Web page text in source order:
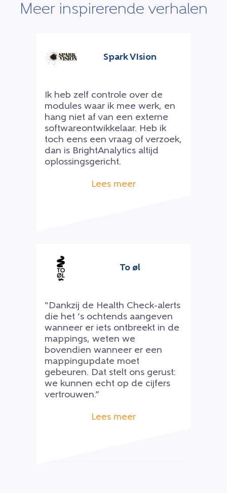
Meer inspirerende verhalen
Spark VIsion
Ik heb zelf controle over de
modules waar ik mee werk, en
hang niet af van een externe
softwareontwikkelaar. Heb ik
toch eens een vraag of verzoek,
dan is BrightAnalytics altijd
oplossingsgericht.
Lees meer
To øl
“Dankzij de Health Check-alerts
die het ’s ochtends aangeven
wanneer er iets ontbreekt in de
mappings, weten we
bovendien wanneer er een
mappingupdate moet
gebeuren. Dat stelt ons gerust:
we kunnen echt op de cijfers
vertrouwen.”
Lees meer